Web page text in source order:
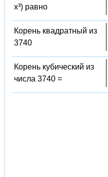
x³) равно
Корень квадратный из
3740
Корень кубический из
числа 3740 =